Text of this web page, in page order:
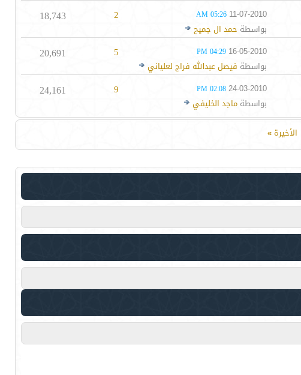
11-07-2010
05:26 AM
بواسطة حمد ال جميح
2
18,743
16-05-2010
04:29 PM
بواسطة فيصل عبدالله فراج لعلياني
5
20,691
24-03-2010
02:08 PM
بواسطةماجد الخليفي
9
24,161
الأخيرة»